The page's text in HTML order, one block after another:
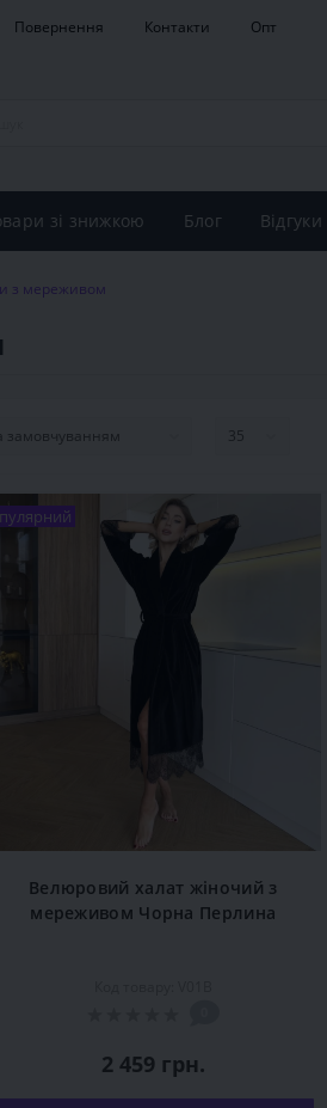
Повернення Контакти Опт
зі знижкою Блог Відгуки
з мереживом
Велюровий халат жіночий з
мереживом Чорна Перлина
2 459 грн.